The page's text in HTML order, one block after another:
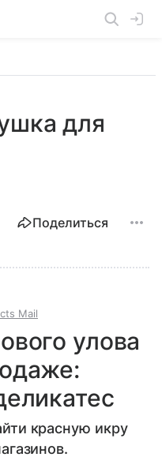
для
Поделиться
Mail
улова
красную икру